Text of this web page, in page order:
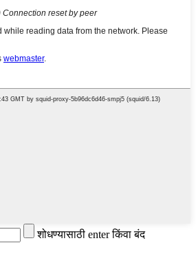
शोधण्यासाठी enter किंवा बंद